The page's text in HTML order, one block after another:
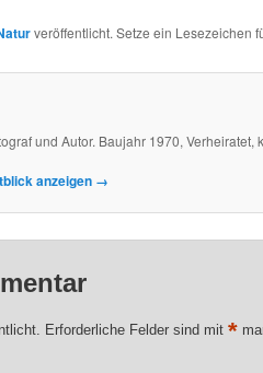
veröffentlicht. Setze ein Lesezeichen
und Autor. Baujahr 1970, Verheiratet,
anzeigen →
Erforderliche Felder sind mit *